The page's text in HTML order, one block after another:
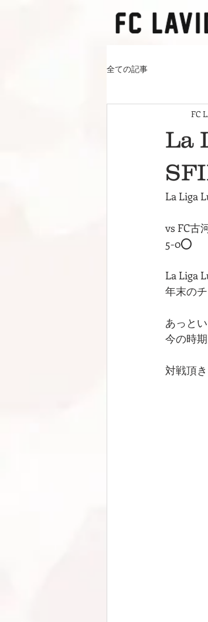
全ての記事
La
FC
La Liga
vs FC古
5-0⭕️
La Liga
年末の
あっと
今の時
対戦頂